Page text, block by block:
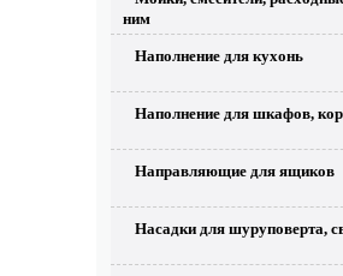
ним
Наполнение для кухонь
Наполнение для шкафов,
Направляющие для ящиков
Насадки для шуруповерта,